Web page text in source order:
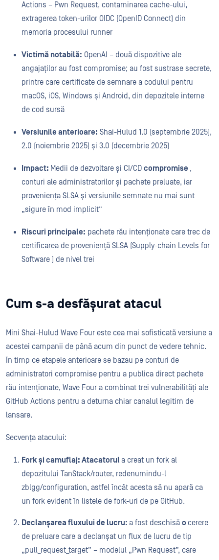
Actions – Pwn Request, contaminarea cache-ului,
extragerea token-urilor OIDC (OpenID Connect) din
memoria procesului runner
Victimă notabilă: OpenAI – două dispozitive ale
angajaților au fost compromise; au fost sustrase secrete,
printre care certificate de semnare a codului pentru
macOS, iOS, Windows și Android, din depozitele interne
de cod sursă
Versiunile anterioare: Shai-Hulud 1.0 (septembrie 2025),
2.0 (noiembrie 2025) și 3.0 (decembrie 2025)
Impact: Medii de dezvoltare și CI/CD compromise ,
conturi ale administratorilor și pachete preluate, iar
proveniența SLSA și versiunile semnate nu mai sunt
„sigure în mod implicit”
Riscuri principale: pachete rău intenționate care trec de
certificarea de proveniență SLSA (Supply-chain Levels for
Software ) de nivel trei
Cum s-a desfășurat atacul
Mini Shai-Hulud Wave Four este cea mai sofisticată versiune a
acestei campanii de până acum din punct de vedere tehnic.
În timp ce etapele anterioare se bazau pe conturi de
administratori compromise pentru a publica direct pachete
rău intenționate, Wave Four a combinat trei vulnerabilități ale
GitHub Actions pentru a deturna chiar canalul legitim de
lansare.
Secvența atacului:
Fork și camuflaj: Atacatorul a creat un fork al
depozitului TanStack/router, redenumindu-l
zblgg/configuration, astfel încât acesta să nu apară ca
un fork evident în listele de fork-uri de pe GitHub.
Declanșarea fluxului de lucru: a fost deschisă o cerere
de preluare care a declanșat un flux de lucru de tip
„pull_request_target” – modelul „Pwn Request”, care